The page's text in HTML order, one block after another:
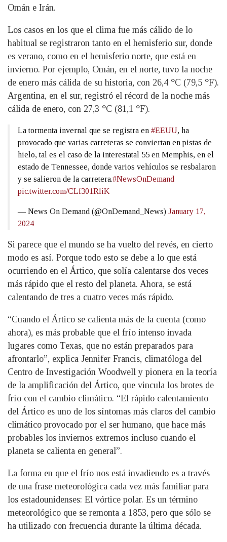
Omán e Irán.
Los casos en los que el clima fue más cálido de lo
habitual se registraron tanto en el hemisferio sur, donde
es verano, como en el hemisferio norte, que está en
invierno. Por ejemplo, Omán, en el norte, tuvo la noche
de enero más cálida de su historia, con 26,4 °C (79,5 °F).
Argentina, en el sur, registró el récord de la noche más
cálida de enero, con 27,3 °C (81,1 °F).
La tormenta invernal que se registra en #EEUU, ha
provocado que varias carreteras se conviertan en pistas de
hielo, tal es el caso de la interestatal 55 en Memphis, en el
estado de Tennessee, donde varios vehículos se resbalaron
y se salieron de la carretera.#NewsOnDemand
pic.twitter.com/CLf301RliK
— News On Demand (@OnDemand_News) January 17,
2024
Si parece que el mundo se ha vuelto del revés, en cierto
modo es así. Porque todo esto se debe a lo que está
ocurriendo en el Ártico, que solía calentarse dos veces
más rápido que el resto del planeta. Ahora, se está
calentando de tres a cuatro veces más rápido.
“Cuando el Ártico se calienta más de la cuenta (como
ahora), es más probable que el frío intenso invada
lugares como Texas, que no están preparados para
afrontarlo”, explica Jennifer Francis, climatóloga del
Centro de Investigación Woodwell y pionera en la teoría
de la amplificación del Ártico, que vincula los brotes de
frío con el cambio climático. “El rápido calentamiento
del Ártico es uno de los síntomas más claros del cambio
climático provocado por el ser humano, que hace más
probables los inviernos extremos incluso cuando el
planeta se calienta en general”.
La forma en que el frío nos está invadiendo es a través
de una frase meteorológica cada vez más familiar para
los estadounidenses: El vórtice polar. Es un término
meteorológico que se remonta a 1853, pero que sólo se
ha utilizado con frecuencia durante la última década.